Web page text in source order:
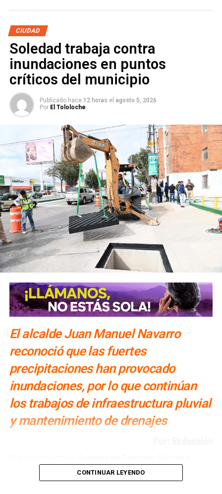
Comenzaron pavimentación frente a la Universidad
Tecnológica de Soledad
CIUDAD
Soledad trabaja contra
inundaciones en puntos
críticos del municipio
Publicado hace 12 horas el agosto 5, 2026
Por El Tololoche
El alcalde Juan Manuel Navarro
reconoció que las fuertes
precipitaciones han provocado
inundaciones, por lo que continúan
los trabajos de infraestructura pluvial
y mantenimiento de drenajes
drenaje pluvial y reparación de
infraestructura sanitaria en distintos puntos del
CONTINUAR LEYENDO